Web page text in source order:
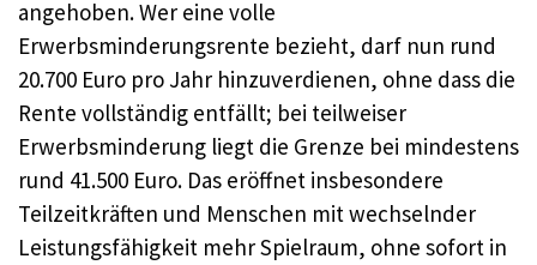
angehoben. Wer eine volle
Erwerbsminderungsrente bezieht, darf nun rund
20.700 Euro pro Jahr hinzuverdienen, ohne dass die
Rente vollständig entfällt; bei teilweiser
Erwerbsminderung liegt die Grenze bei mindestens
rund 41.500 Euro. Das eröffnet insbesondere
Teilzeitkräften und Menschen mit wechselnder
Leistungsfähigkeit mehr Spielraum, ohne sofort in